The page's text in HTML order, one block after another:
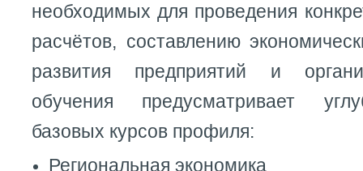
необходимых для проведения
расчётов, составлению
развития предприятий и
обучения предусматривает
базовых курсов профиля:
Региональная экономика